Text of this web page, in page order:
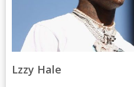
Lzzy Hale